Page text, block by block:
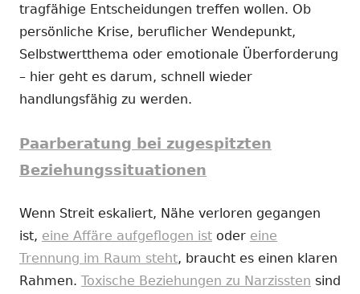
tragfähige Entscheidungen treffen wollen. Ob
persönliche Krise, beruflicher Wendepunkt,
Selbstwertthema oder emotionale Überforderung
– hier geht es darum, schnell wieder
handlungsfähig zu werden.
Paarberatung bei zugespitzten
Beziehungssituationen
Wenn Streit eskaliert, Nähe verloren gegangen
ist, eine Affäre aufgeflogen ist oder eine
Trennung im Raum steht, braucht es einen klaren
Rahmen. Toxische Beziehungen zu Narzissten sind